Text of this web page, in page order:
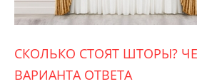
СКОЛЬКО СТОЯТ ШТОРЫ?
ВАРИАНТА ОТВЕТА